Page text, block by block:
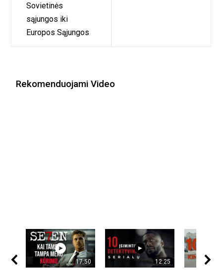
Sovietinės
sąjungos iki
Europos Sąjungos
Rekomenduojami Video
17:50 12:25